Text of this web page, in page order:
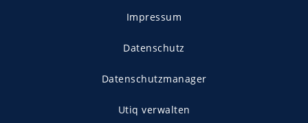
Impressum
Datenschutz
Datenschutzmanager
Utiq verwalten